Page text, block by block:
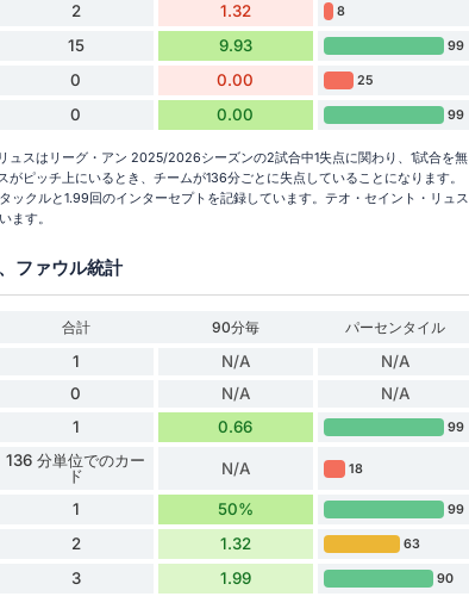
2 1.32 8
15 9.93 99
0 0.00 25
0 0.00 99
ュスはリーグ・アン 2025/2026シーズンの2試合中1失点に関わり、1試合を無
ピッチ上にいるとき、チームが136分ごとに失点していることになります。
ックルと1.99回のインターセプトを記録しています。テオ・セイント・リュス
ます。
ファウル統計
合計 90分毎
パーセンタイル
1 N/A N/A
0 N/A N/A
1 0.66 99
136 分単位でのカー
ド
N/A 18
1 50% 99
2 1.32 63
3 1.99 90